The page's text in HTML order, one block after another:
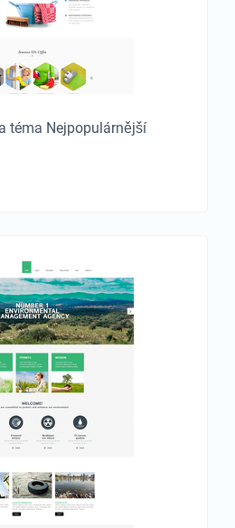
téma Nejpopulárnější